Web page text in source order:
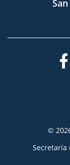
©
Secretaría